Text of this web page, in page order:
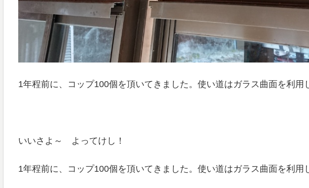
1年程前に、コップ100個を頂いてきました。使い道はガラス曲面を利用
いいさよ～ よってけし！
1年程前に、コップ100個を頂いてきました。使い道はガラス曲面を利用